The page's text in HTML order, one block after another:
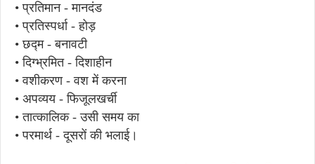
• प्रतिमान - मानदंड
• प्रतिस्पर्धा - होड़
• छद्म - बनावटी
• दिग्भ्रमित - दिशाहीन
• वशीकरण - वश में करना
• अपव्यय - फिजूलखर्ची
• तात्कालिक - उसी समय का
• परमार्थ - दूसरों की भलाई।